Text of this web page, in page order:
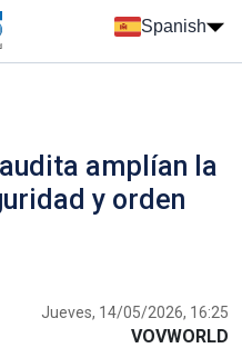
Spanish
amplían la
y orden
Jueves, 14/05/2026, 16:25
VOVWORLD